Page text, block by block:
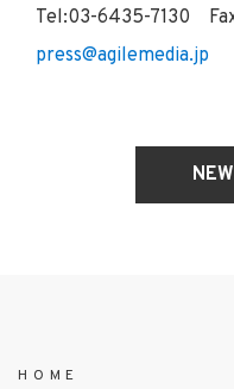
Tel:03-6435-7130
press@agilemedia.jp
HOME